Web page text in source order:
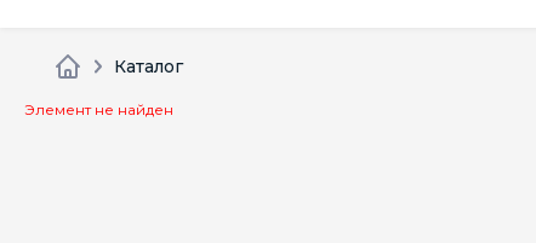
Каталог
Элемент не найден